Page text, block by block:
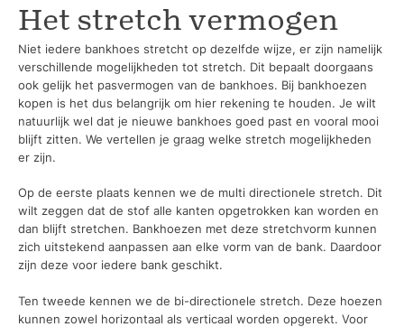
Het stretch vermogen
Niet iedere bankhoes stretcht op dezelfde wijze, er zijn namelijk
verschillende mogelijkheden tot stretch. Dit bepaalt doorgaans
ook gelijk het pasvermogen van de bankhoes. Bij bankhoezen
kopen is het dus belangrijk om hier rekening te houden. Je wilt
natuurlijk wel dat je nieuwe bankhoes goed past en vooral mooi
blijft zitten. We vertellen je graag welke stretch mogelijkheden
er zijn.
Op de eerste plaats kennen we de multi directionele stretch. Dit
wilt zeggen dat de stof alle kanten opgetrokken kan worden en
dan blijft stretchen. Bankhoezen met deze stretchvorm kunnen
zich uitstekend aanpassen aan elke vorm van de bank. Daardoor
zijn deze voor iedere bank geschikt.
Ten tweede kennen we de bi-directionele stretch. Deze hoezen
kunnen zowel horizontaal als verticaal worden opgerekt. Voor